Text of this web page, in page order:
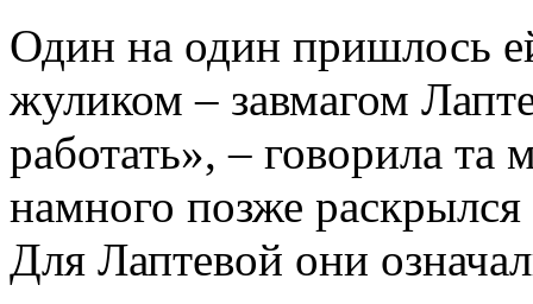
Один на один пришлось
жуликом – завмагом
работать», – говорила
намного позже
Для Лаптевой они